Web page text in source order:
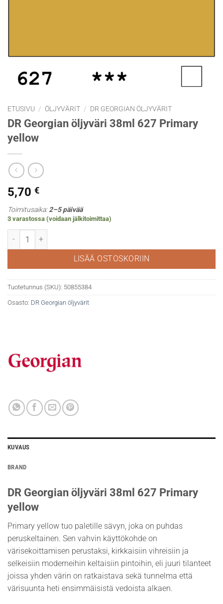
ETUSIVU / ÖLJYVÄRIT / DR GEORGIAN ÖLJYVÄRIT
DR Georgian öljyväri 38ml 627 Primary
yellow
5,70 €
Toimitusaika:2–5 päivää
3 varastossa (voidaan jälkitoimittaa)
DR Georgian öljyväri 38ml 627 Primary yellow määrä
LISÄÄ OSTOSKORIIN
Tuotetunnus (SKU): 50855384
Osasto: DR Georgian öljyvärit
KUVAUS
BRAND
DR Georgian öljyväri 38ml 627 Primary
yellow
Primary yellow tuo paletille sävyn, joka on puhdas
peruskeltainen. Sen vahvin käyttökohde on
värisekoittamisen perustaksi, kirkkaisiin vihreisiin ja
selkeisiin moderneihin keltaisiin pintoihin, eli juuri tilanteet
joissa yhden värin on ratkaistava sekä tunnelma että
värisuunta heti ensimmäisistä vedoista alkaen.